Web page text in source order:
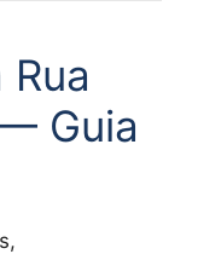
Rua
Guia